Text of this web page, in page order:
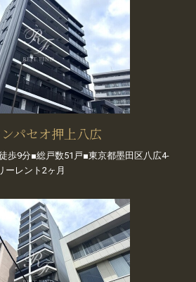
パセオ押上八広
歩9分■総戸数51戸■東京都墨田区八広4-
ーレント2ヶ月